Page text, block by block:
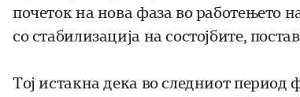
почеток на нова фаза во работењето
со стабилизација на состојбите,
Тој истакна дека во следниот период